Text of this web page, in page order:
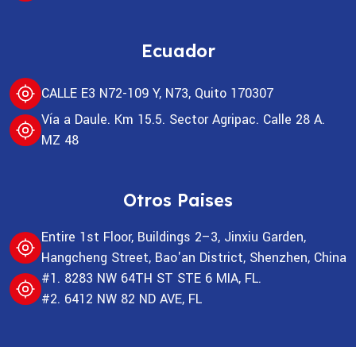
Ecuador
CALLE E3 N72-109 Y, N73, Quito 170307
Vía a Daule. Km 15.5. Sector Agripac. Calle 28 A.
MZ 48
Otros Paises
Entire 1st Floor, Buildings 2–3, Jinxiu Garden,
Hangcheng Street, Bao'an District, Shenzhen, China
#1. 8283 NW 64TH ST STE 6 MIA, FL.
#2. 6412 NW 82 ND AVE, FL